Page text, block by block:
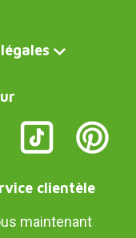
clientèle
maintenant